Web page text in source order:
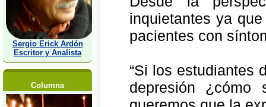
Sergio Erick Ardón
Escritor y Analista
Columna
inquietantes ya
pacientes con
“Si los estudiantes
depresión